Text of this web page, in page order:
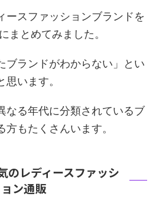
ースファッションブランドを
まとめてみました。
ブランドがわからない」とい
います。
なる年代に分類されているブ
もたくさんいます。
のレディースファッシ
ョン通販